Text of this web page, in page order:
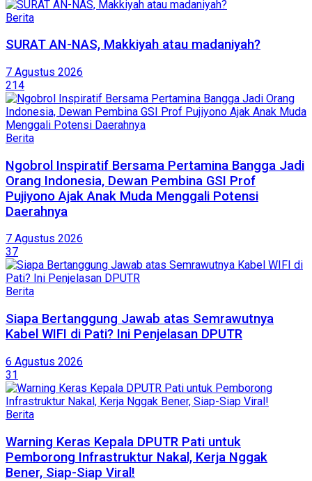
Berita
SURAT AN-NAS, Makkiyah atau madaniyah?
7 Agustus 2026
214
Berita
Ngobrol Inspiratif Bersama Pertamina Bangga Jadi
Orang Indonesia, Dewan Pembina GSI Prof
Pujiyono Ajak Anak Muda Menggali Potensi
Daerahnya
7 Agustus 2026
37
Berita
Siapa Bertanggung Jawab atas Semrawutnya
Kabel WIFI di Pati? Ini Penjelasan DPUTR
6 Agustus 2026
31
Berita
Warning Keras Kepala DPUTR Pati untuk
Pemborong Infrastruktur Nakal, Kerja Nggak
Bener, Siap-Siap Viral!